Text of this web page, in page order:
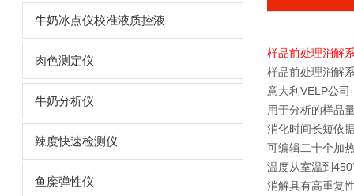
牛奶冰点仪校准液质控液
肉色测定仪
牛奶分析仪
辣度快速检测仪
鱼糜弹性仪
样品前处理消解
样品前处理消解
意大利VELP公司
用于分析的样品
消化时间长短依
可编辑二十个加
温度从室温到
消解具有高重复